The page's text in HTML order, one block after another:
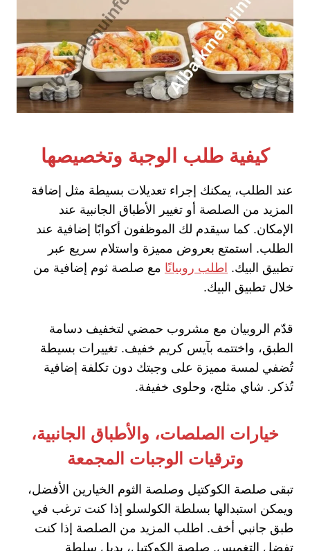
كيفية طلب الوجبة وتخصيصها
عند الطلب، يمكنك إجراء تعديلات بسيطة مثل إضافة
المزيد من الصلصة أو تغيير الأطباق الجانبية عند
الإمكان. كما سيقدم لك الموظفون أكوابًا إضافية عند
الطلب. استمتع بعروض مميزة واستلام سريع عبر
تطبيق البيك. اطلب روبيانًا مع صلصة ثوم إضافية من
خلال تطبيق البيك.
قدّم الروبيان مع مشروب حمضي لتخفيف دسامة
الطبق، واختتمه بآيس كريم خفيف. تغييرات بسيطة
تُضفي لمسة مميزة على وجبتك دون تكلفة إضافية
تُذكر. شاي مثلج، وحلوى خفيفة.
خيارات الصلصات، والأطباق الجانبية،
وترقيات الوجبات المجمعة
تبقى صلصة الكوكتيل وصلصة الثوم الخيارين الأفضل،
ويمكن استبدالها بسلطة الكولسلو إذا كنت ترغب في
طبق جانبي أخف. اطلب المزيد من الصلصة إذا كنت
تفضل التغميس. صلصة الكوكتيل، بديل سلطة